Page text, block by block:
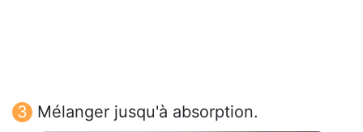
Mélanger jusqu'à absorption.